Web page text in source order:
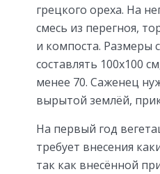
грецкого ореха. На
смесь из перегноя,
и компоста. Размеры
составлять 100х100
менее 70. Саженец
вырытой землёй,
На первый год
требует внесения
так как внесённой